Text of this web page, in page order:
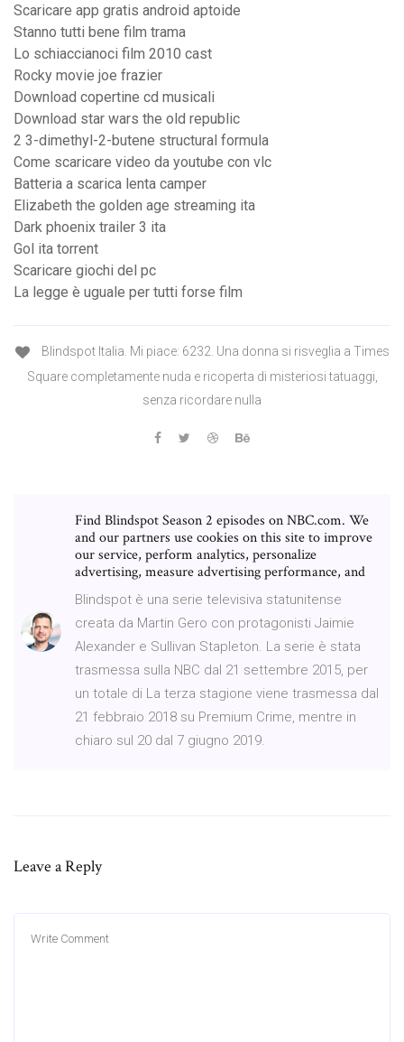
Scaricare app gratis android aptoide
Stanno tutti bene film trama
Lo schiaccianoci film 2010 cast
Rocky movie joe frazier
Download copertine cd musicali
Download star wars the old republic
2 3-dimethyl-2-butene structural formula
Come scaricare video da youtube con vlc
Batteria a scarica lenta camper
Elizabeth the golden age streaming ita
Dark phoenix trailer 3 ita
Gol ita torrent
Scaricare giochi del pc
La legge è uguale per tutti forse film
Blindspot Italia. Mi piace: 6232. Una donna si risveglia a Times
Square completamente nuda e ricoperta di misteriosi tatuaggi,
senza ricordare nulla
Find Blindspot Season 2 episodes on NBC.com. We
and our partners use cookies on this site to improve
our service, perform analytics, personalize
advertising, measure advertising performance, and
Blindspot è una serie televisiva statunitense
creata da Martin Gero con protagonisti Jaimie
Alexander e Sullivan Stapleton. La serie è stata
trasmessa sulla NBC dal 21 settembre 2015, per
un totale di La terza stagione viene trasmessa dal
21 febbraio 2018 su Premium Crime, mentre in
chiaro sul 20 dal 7 giugno 2019.
Leave a Reply